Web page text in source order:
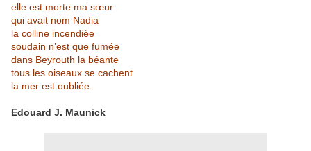
elle est morte ma sœur
qui avait nom Nadia
la colline incendiée
soudain n’est que fumée
dans Beyrouth la béante
tous les oiseaux se cachent
la mer est oubliée.
Edouard J. Maunick